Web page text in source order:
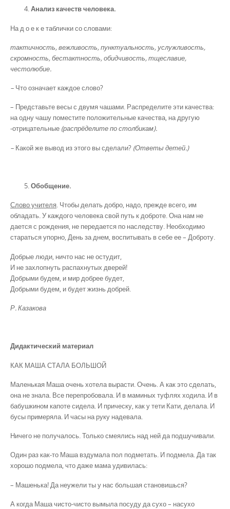
Анализ качеств человека.
На д о е к е таблички со словами:
тактичность, вежливость, пунктуальность, услужливость,
скромность, бестактность, обидчивость, тщеславие,
честолюбие.
– Что означает каждое слово?
– Представьте весы с двумя чашами. Распределите эти качества:
на одну чашу поместите положительные качества, на другую
-отрицательные (распрёделите по столбикам).
– Какой же вывод из этого вы сделали? (Ответы детей.)
Обобщение.
Слово учителя. Чтобы делать добро, надо, прежде всего, им
обладать. У каждого человека свой путь к доброте. Она нам не
дается с рождения, не передается по наследству. Необходимо
стараться упорно, День за днем, воспитывать в себе ее – Доброту.
Добрые люди, ничто нас не остудит,
И не захлопнуть распахнутых дверей!
Добрыми будем, и мир добрее будет,
Добрыми будем, и будет жизнь добрей.
Р. Казакова
Дидактический материал
КАК МАША СТАЛА БОЛЬШОЙ
Маленькая Маша очень хотела вырасти. Очень. А как это сделать,
она не знала. Все перепробовала. И в маминых туфлях ходила. И в
бабушкином капоте сидела. И прическу, как у тети Кати, делала. И
бусы примеряла. И часы на руку надевала.
Ничего не получалось. Только смеялись над ней да подшучивали.
Один раз как-то Маша вздумала пол подметать. И подмела. Да так
хорошо подмела, что даже мама удивилась:
– Машенька! Да неужели ты у нас большая становишься?
А когда Маша чисто-чисто вымыла посуду да сухо – насухо